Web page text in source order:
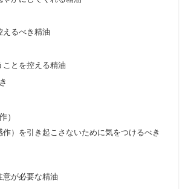
えるべき精油
ことを控える精油
）
作）を引き起こさないために気をつけるべき
意が必要な精油